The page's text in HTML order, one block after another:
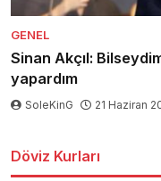
GENEL
Sinan Akçıl:
yapardım
SoleKinG 21 Haziran
Döviz Kurları